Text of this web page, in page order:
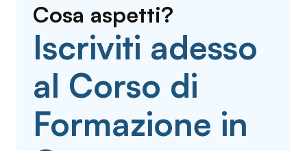
Cosa aspetti?
Iscriviti adesso
al Corso di
Formazione in